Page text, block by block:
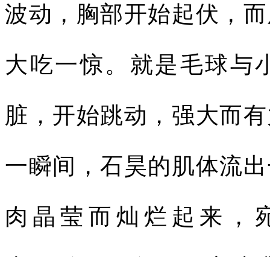
波动，胸部开始起伏，
大吃一惊。就是毛球与
脏，开始跳动，强大而
一瞬间，石昊的肌体流
肉晶莹而灿烂起来，